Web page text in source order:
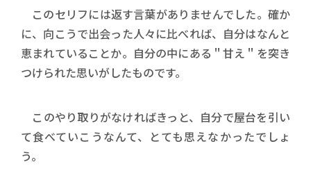
このセリフには返す言葉がありませんでした。確か
に、向こうで出会った人々に比べれば、自分はなんと
恵まれていることか。自分の中にある＂甘え＂を突き
つけられた思いがしたものです。
このやり取りがなければきっと、自分で屋台を引い
て食べていこうなんて、とても思えなかったでしょ
う。